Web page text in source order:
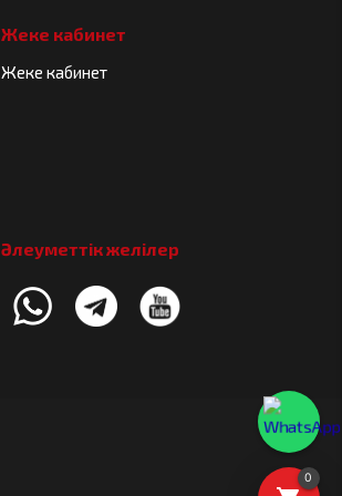
0
Жеке кабинет
Жеке кабинет
Әлеуметтік желілер